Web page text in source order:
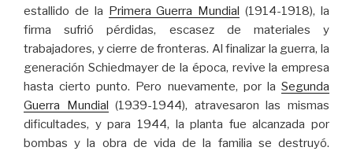
estallido de la Primera Guerra Mundial (1914-1918), la
firma sufrió pérdidas, escasez de materiales y
trabajadores, y cierre de fronteras. Al finalizar la guerra, la
generación Schiedmayer de la época, revive la empresa
hasta cierto punto. Pero nuevamente, por la Segunda
Guerra Mundial (1939-1944), atravesaron las mismas
dificultades, y para 1944, la planta fue alcanzada por
bombas y la obra de vida de la familia se destruyó.